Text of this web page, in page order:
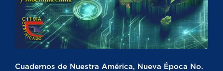
Cuadernos de Nuestra América, Nueva Época No.